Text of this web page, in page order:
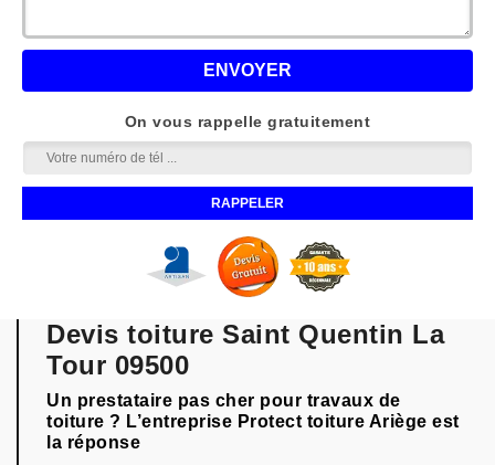
On vous rappelle gratuitement
Devis toiture Saint Quentin La
Tour 09500
Un prestataire pas cher pour travaux de
toiture ? L’entreprise Protect toiture Ariège est
la réponse